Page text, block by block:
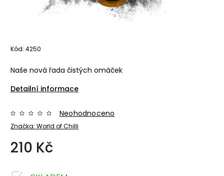
Kód: 4250
Naše nová řada čistých omáček
Detailní informace
Značka: World of Chilli
Neohodnoceno
210 Kč